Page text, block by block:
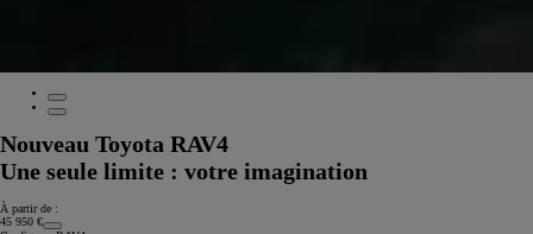
Nouveau Toyota RAV4
Une seule limite : votre imagination
À partir de :
45 950 €